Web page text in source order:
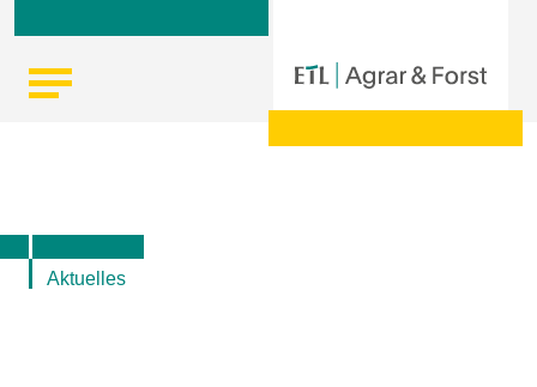
Skip
content
Finanzen
Aktuelles